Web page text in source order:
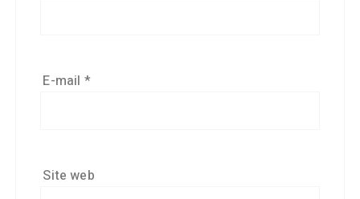
E-mail *
Site web